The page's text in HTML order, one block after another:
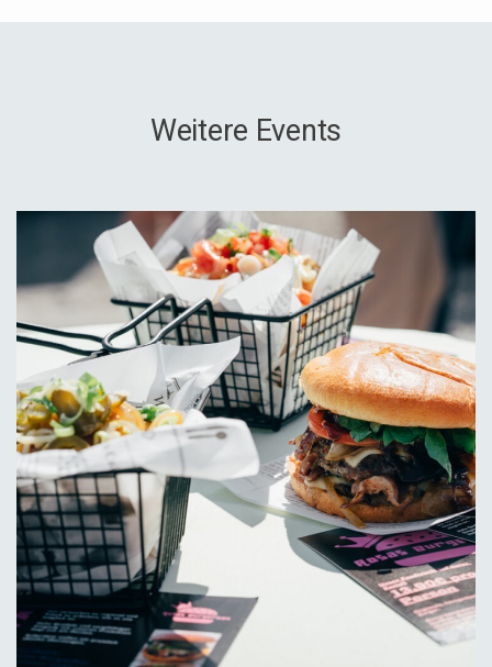
Weitere Events